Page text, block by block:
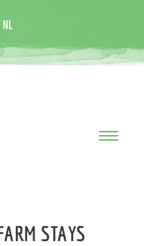
NL
Toggle
STAYS